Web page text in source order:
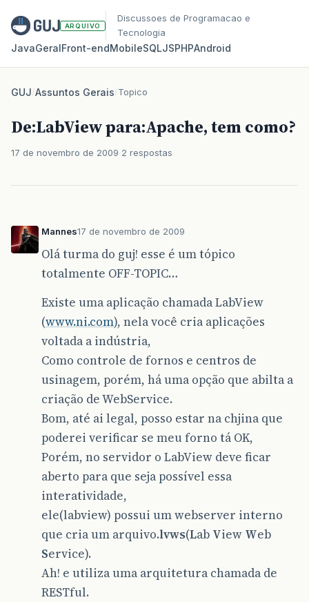
ARQUIVO
Discussoes de Programacao e
Tecnologia
JavaGeralFront‑endMobileSQLJSPHPAndroid
GUJ/Assuntos Gerais/Topico
De:LabView para:Apache, tem como?
17 de novembro de 2009 2 respostas
Mannes17 de novembro de 2009
Olá turma do guj! esse é um tópico
totalmente OFF-TOPIC…
Existe uma aplicação chamada LabView
(www.ni.com), nela você cria aplicações
voltada a indústria,
Como controle de fornos e centros de
usinagem, porém, há uma opção que abilta a
criação de WebService.
Bom, até ai legal, posso estar na chjina que
poderei verificar se meu forno tá OK,
Porém, no servidor o LabView deve ficar
aberto para que seja possível essa
interatividade,
ele(labview) possui um webserver interno
que cria um arquivo.lvws(Lab View Web
Service).
Ah! e utiliza uma arquitetura chamada de
RESTful.